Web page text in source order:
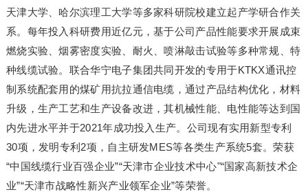
天津大学、哈尔滨理工大学等多家科研院校建立起产学研合作关
系。每年投入科研费用近亿元，基于公司产品性能要求开展成束
燃烧实验、烟雾密度实验、耐火、喷淋敲击试验等多种常规、特
种线缆试验。联合华宁电子集团共同开发的专用于KTKX通讯控
制系统配套用的煤矿用抗拉通信电缆，通过产品结构优化，材料
升级，生产工艺和生产设备改进，其机械性能、电性能等达到国
内先进水平并于2021年成功投入生产。公司现有实用新型专利
30项，发明专利2项，自主研发MES等各类生产系统5套。荣获
“中国线缆行业百强企业”“天津市企业技术中心"“国家高新技术企
业”“天津市战略性新兴产业领军企业”等荣誉。